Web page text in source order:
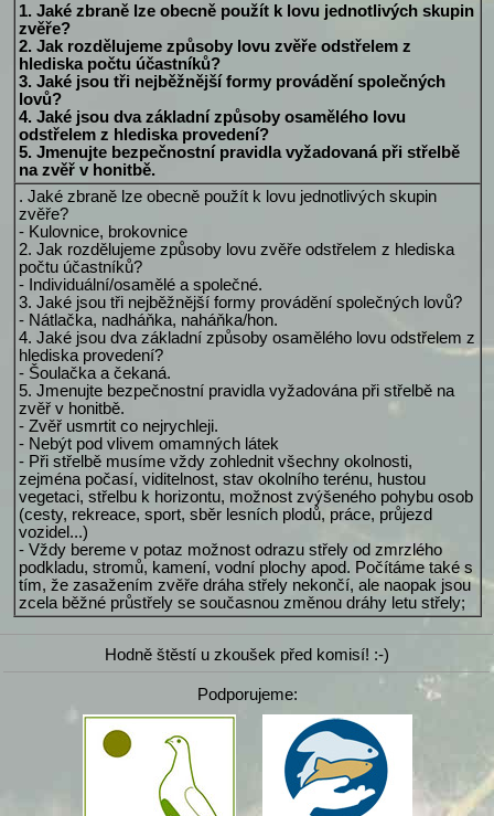
1. Jaké zbraně lze obecně použít k lovu jednotlivých skupin
zvěře?
2. Jak rozdělujeme způsoby lovu zvěře odstřelem z
hlediska počtu účastníků?
3. Jaké jsou tři nejběžnější formy provádění společných
lovů?
4. Jaké jsou dva základní způsoby osamělého lovu
odstřelem z hlediska provedení?
5. Jmenujte bezpečnostní pravidla vyžadovaná při střelbě
na zvěř v honitbě.
. Jaké zbraně lze obecně použít k lovu jednotlivých skupin
zvěře?
- Kulovnice, brokovnice
2. Jak rozdělujeme způsoby lovu zvěře odstřelem z hlediska
počtu účastníků?
- Individuální/osamělé a společné.
3. Jaké jsou tři nejběžnější formy provádění společných lovů?
- Nátlačka, nadháňka, naháňka/hon.
4. Jaké jsou dva základní způsoby osamělého lovu odstřelem z
hlediska provedení?
- Šoulačka a čekaná.
5. Jmenujte bezpečnostní pravidla vyžadována při střelbě na
zvěř v honitbě.
- Zvěř usmrtit co nejrychleji.
- Nebýt pod vlivem omamných látek
- Při střelbě musíme vždy zohlednit všechny okolnosti,
zejména počasí, viditelnost, stav okolního terénu, hustou
vegetaci, střelbu k horizontu, možnost zvýšeného pohybu osob
(cesty, rekreace, sport, sběr lesních plodů, práce, průjezd
vozidel...)
- Vždy bereme v potaz možnost odrazu střely od zmrzlého
podkladu, stromů, kamení, vodní plochy apod. Počítáme také s
tím, že zasažením zvěře dráha střely nekončí, ale naopak jsou
zcela běžné průstřely se současnou změnou dráhy letu střely;
Hodně štěstí u zkoušek před komisí! :-)
Podporujeme: